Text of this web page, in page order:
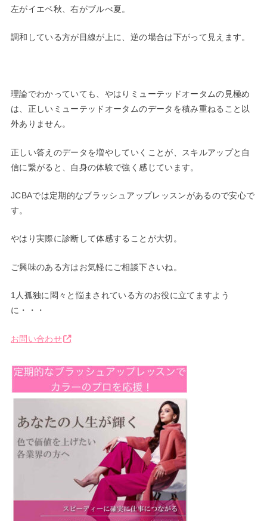
左がイエベ秋、右がブルべ夏。
調和している方が目線が上に、逆の場合は下がって見えます。
理論でわかっていても、やはりミューテッドオータムの見極め
は、正しいミューテッドオータムのデータを積み重ねること以
外ありません。
正しい答えのデータを増やしていくことが、スキルアップと自
信に繋がると、自身の体験で強く感じています。
JCBAでは定期的なブラッシュアップレッスンがあるので安心で
す。
やはり実際に診断して体感することが大切。
ご興味のある方はお気軽にご相談下さいね。
1人孤独に悶々と悩まされている方のお役に立てますよう
に・・・
お問い合わせ